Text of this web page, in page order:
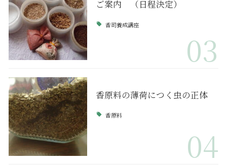
ご案内 （日程決定）
香司養成講座
03
香原料の薄荷につく虫の正体
香原料
04